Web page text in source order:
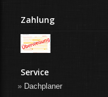
Zahlung
Service
Dachplaner